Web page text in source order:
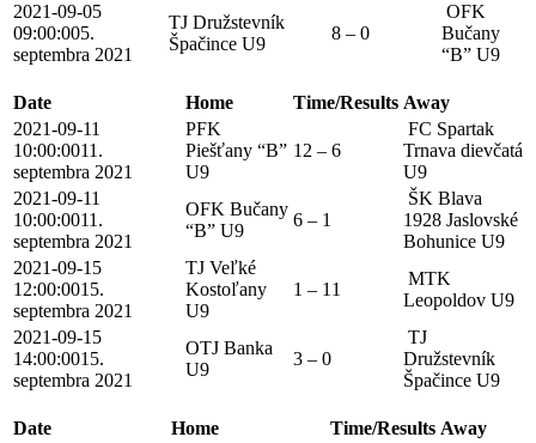
2021-09-05
09:00:005.
septembra 2021
TJ Družstevník
Špačince U9
8 – 0
OFK
Bučany
“B” U9
Date Home Time/Results Away
2021-09-11
10:00:0011.
septembra 2021
PFK
Piešťany “B”
U9
12 – 6
FC Spartak
Trnava dievčatá
U9
2021-09-11
10:00:0011.
septembra 2021
OFK Bučany
“B” U9
6 – 1
ŠK Blava
1928 Jaslovské
Bohunice U9
2021-09-15
12:00:0015.
septembra 2021
TJ Veľké
Kostoľany
U9
1 – 11
MTK
Leopoldov U9
2021-09-15
14:00:0015.
septembra 2021
OTJ Banka
U9
3 – 0
TJ
Družstevník
Špačince U9
Date Home Time/Results Away